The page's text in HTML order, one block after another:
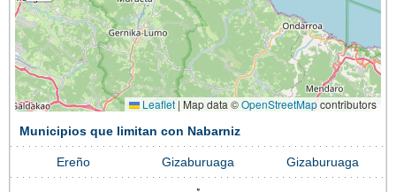
Leaflet | Map data ©OpenStreetMapcontributors
Municipios que limitan con Nabarniz
Ereño Gizaburuaga Gizaburuaga